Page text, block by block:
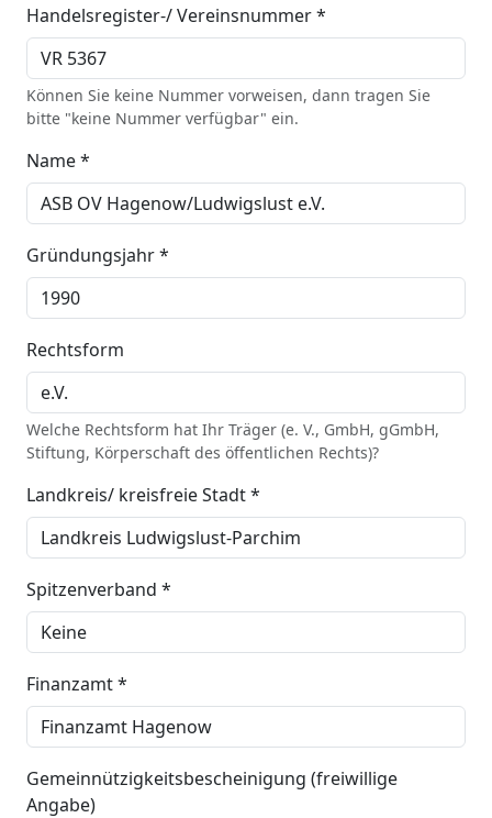
Handelsregister-/ Vereinsnummer *
Können Sie keine Nummer vorweisen, dann tragen Sie
bitte "keine Nummer verfügbar" ein.
Name *
Gründungsjahr *
Rechtsform
Welche Rechtsform hat Ihr Träger (e. V., GmbH, gGmbH,
Stiftung, Körperschaft des öffentlichen Rechts)?
Landkreis/ kreisfreie Stadt *
Spitzenverband *
Finanzamt *
Gemeinnützigkeitsbescheinigung (freiwillige
Angabe)